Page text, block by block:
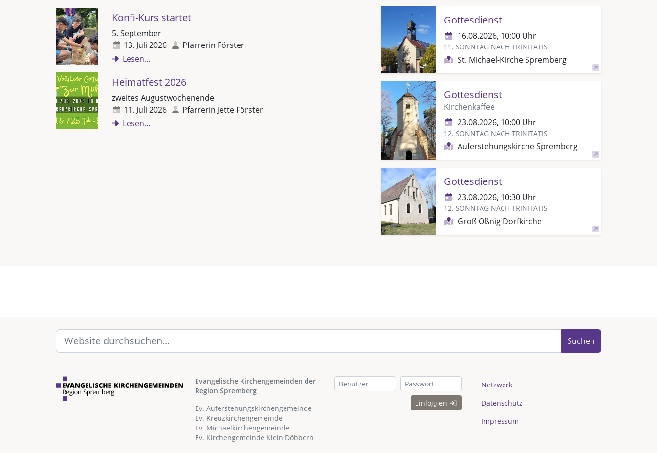
Gottesdienst
16.08.2026, 10:00 Uhr
11. SONNTAG NACH TRINITATIS
St. Michael-Kirche Spremberg
Gottesdienst
Kirchenkaffee
23.08.2026, 10:00 Uhr
12. SONNTAG NACH TRINITATIS
Auferstehungskirche Spremberg
Gottesdienst
23.08.2026, 10:30 Uhr
12. SONNTAG NACH TRINITATIS
Groß Oßnig Dorfkirche
Konfi-Kurs startet
5. September
13. Juli 2026
Pfarrerin Förster
Lesen...
Heimatfest 2026
zweites Augustwochenende
11. Juli 2026
Pfarrerin Jette Förster
Lesen...
Suchen
Evangelische Kirchengemeinden der
Region Spremberg
Ev. Auferstehungskirchengemeinde
Ev. Kreuzkirchengemeinde
Ev. Michaelkirchengemeinde
Ev. Kirchengemeinde Klein Döbbern
Einloggen
Netzwerk
Datenschutz
Impressum